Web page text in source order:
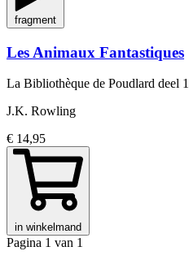
fragment
Les Animaux Fantastiques
La Bibliothèque de Poudlard deel 1
J.K. Rowling
€ 14,95
in winkelmand
Pagina 1 van 1